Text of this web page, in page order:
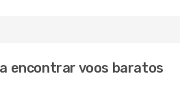
encontrar voos baratos